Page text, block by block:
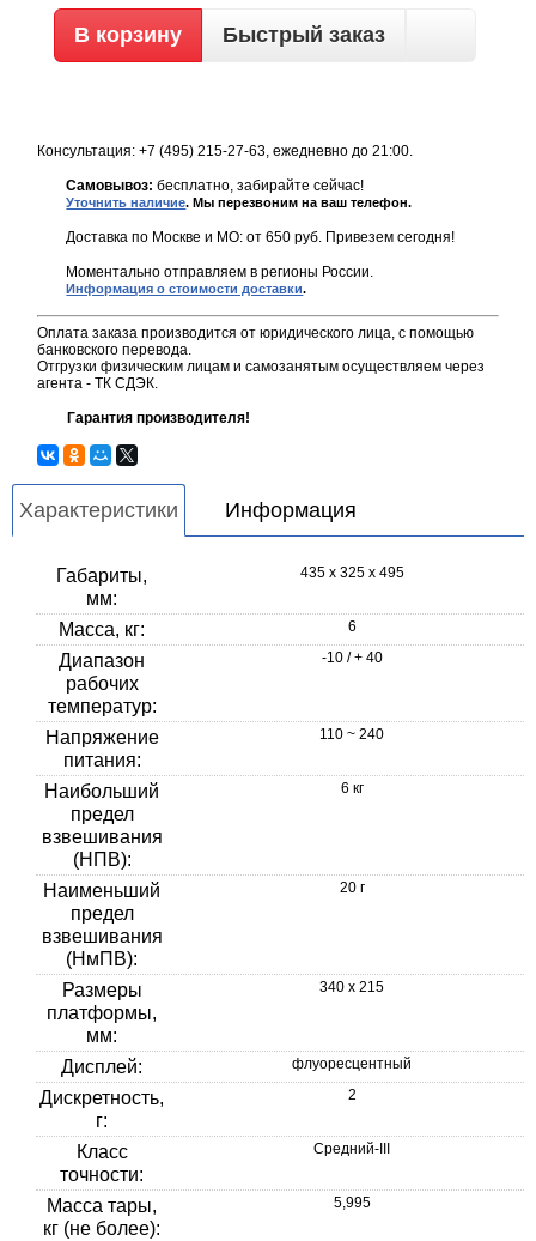
Быстрый заказ
Консультация: +7 (495) 215-27-63, ежедневно до 21:00.
Самовывоз: бесплатно, забирайте сейчас!
Уточнить наличие. Мы перезвоним на ваш телефон.
Доставка по Москве и МО: от 650 руб. Привезем сегодня!
Моментально отправляем в регионы России.
Информация о стоимости доставки.
Оплата заказа производится от юридического лица, с помощью
банковского перевода.
Отгрузки физическим лицам и самозанятым осуществляем через
агента - ТК СДЭК.
Гарантия производителя!
Характеристики Информация
Габариты,
мм:
435 х 325 х 495
Масса, кг: 6
Диапазон
рабочих
температур:
-10 / + 40
Напряжение
питания:
110 ~ 240
Наибольший
предел
взвешивания
(НПВ):
6 кг
Наименьший
предел
взвешивания
(НмПВ):
20 г
Размеры
платформы,
мм:
340 х 215
Дисплей: флуоресцентный
Дискретность,
г:
2
Класс
точности:
Средний-III
Масса тары,
кг (не более):
5,995